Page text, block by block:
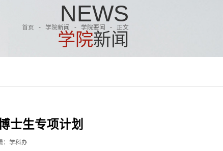
NEWS
学院新闻
首页 - 学院新闻 - 学院要闻 - 正文
士生专项计划
：学科办